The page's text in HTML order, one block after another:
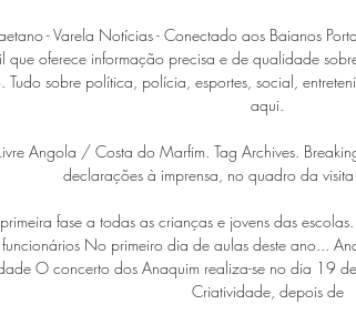
- Varela Notícias - Conectado aos Baianos
que oferece informação precisa e de qualidade
Tudo sobre política, polícia, esportes, social,
aqui.
Angola / Costa do Marfim. Tag Archives.
declarações à imprensa, no quadro da
fase a todas as crianças e jovens das
No primeiro dia de aulas deste ano...
O concerto dos Anaquim realiza-se no dia 19
Criatividade, depois de